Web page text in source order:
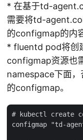
* 在基于td-
需要将td-
的configmap的内
* fluentd pod将创
configmap资源也
namespace下面
的configmap。
# kubectl create
configmap "td-